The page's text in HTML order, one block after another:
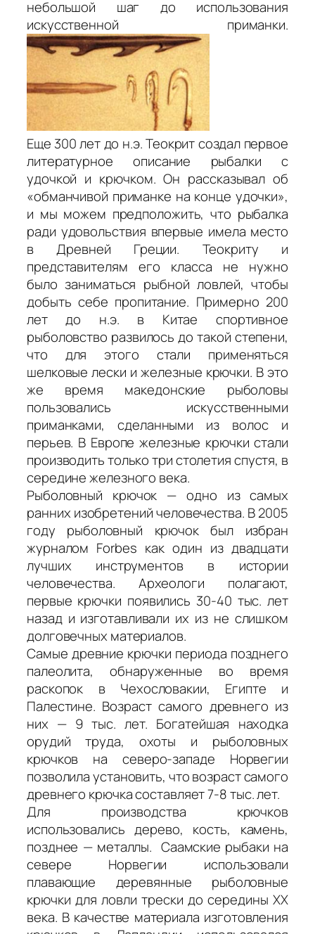
небольшой шаг до использования
искусственной приманки.
Еще 300 лет до н.э. Теокрит создал первое
литературное описание рыбалки с
удочкой и крючком. Он рассказывал об
«обманчивой приманке на конце удочки»,
и мы можем предположить, что рыбалка
ради удовольствия впервые имела место
в Древней Греции. Теокриту и
представителям его класса не нужно
было заниматься рыбной ловлей, чтобы
добыть себе пропитание. Примерно 200
лет до н.э. в Китае спортивное
рыболовство развилось до такой степени,
что для этого стали применяться
шелковые лески и железные крючки. В это
же время македонские рыболовы
пользовались искусственными
приманками, сделанными из волос и
перьев. В Европе железные крючки стали
производить только три столетия спустя, в
середине железного века.
Рыболовный крючок — одно из самых
ранних изобретений человечества. В 2005
году рыболовный крючок был избран
журналом Forbes как один из двадцати
лучших инструментов в истории
человечества. Археологи полагают,
первые крючки появились 30-40 тыс. лет
назад и изготавливали их из не слишком
долговечных материалов.
Самые древние крючки периода позднего
палеолита, обнаруженные во время
раскопок в Чехословакии, Египте и
Палестине. Возраст самого древнего из
них — 9 тыс. лет. Богатейшая находка
орудий труда, охоты и рыболовных
крючков на северо-западе Норвегии
позволила установить, что возраст самого
древнего крючка составляет 7-8 тыс. лет.
Для производства крючков
использовались дерево, кость, камень,
позднее — металлы. Саамские рыбаки на
севере Норвегии использовали
плавающие деревянные рыболовные
крючки для ловли трески до середины XX
века. В качестве материала изготовления